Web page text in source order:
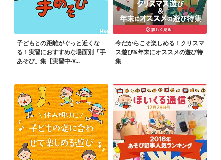
子どもとの距離がぐっと近くな
る！実習におすすめな場面別「手
あそび」集【実習中-V...
今だからこそ楽しめる！クリスマ
ス遊び&年末にオススメの遊び特
集